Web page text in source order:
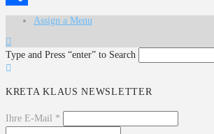
Teilen Assign a Menu
Type and Press “enter” to Search
KRETA KLAUS NEWSLETTER
Ihre E-Mail *